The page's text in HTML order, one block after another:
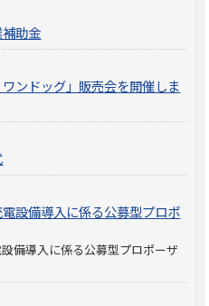
助金
ンドッグ」販売会を開催しま
設備導入に係る公募型プロポ
備導入に係る公募型プロポーザ